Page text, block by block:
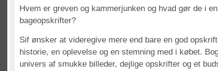
Hvem er greven og kammerjunken og hvad gør de i
bageopskrifter?
Sif ønsker at videregive mere end bare en god
historie, en oplevelse og en stemning med i købet.
univers af smukke billeder, dejlige opskrifter og et